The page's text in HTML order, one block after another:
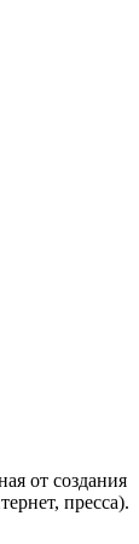
от создания
пресса).